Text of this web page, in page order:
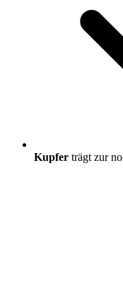
Kupfer trägt zur